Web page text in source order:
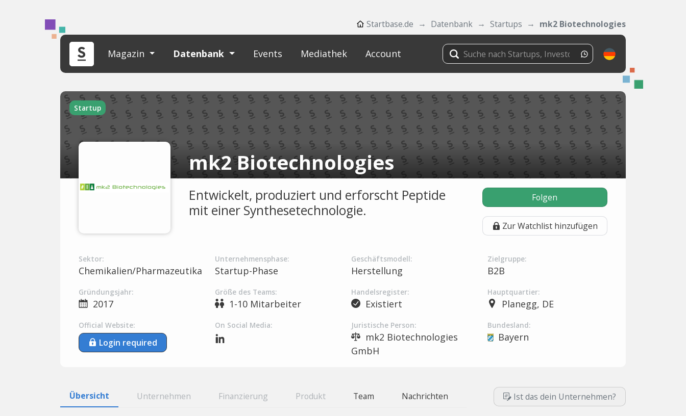
Startbase.de Datenbank Startups mk2 Biotechnologies
Magazin Datenbank Events Mediathek Account
Startup
mk2 Biotechnologies
Entwickelt, produziert und erforscht Peptide
mit einer Synthesetechnologie.
Folgen
Zur Watchlist hinzufügen
Sektor:
Chemikalien/Pharmazeutika
Unternehmensphase:
Startup-Phase
Geschäftsmodell:
Herstellung
Zielgruppe:
B2B
Gründungsjahr:
2017
Größe des Teams:
1-10 Mitarbeiter
Handelsregister:
Existiert
Hauptquartier:
Planegg, DE
Official Website:
Login required
On Social Media: Juristische Person:
mk2 Biotechnologies
GmbH
Bundesland:
Bayern
Übersicht Unternehmen Finanzierung Produkt Team Nachrichten Ist das dein Unternehmen?